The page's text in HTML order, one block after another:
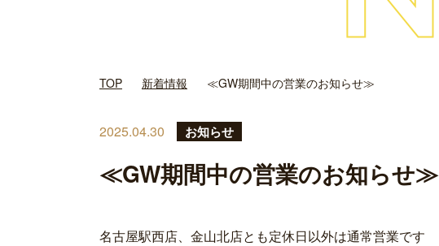
TOP 新着情報 ≪GW期間中の営業のお知らせ≫
2025.04.30 お知らせ
≪GW期間中の営業のお知らせ≫
名古屋駅西店、金山北店とも定休日以外は通常営業です